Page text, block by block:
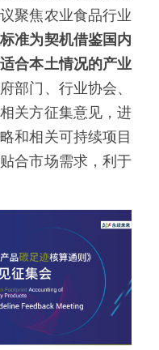
聚焦农业食品行业
准为契机借鉴国内
合本土情况的产业
部门、行业协会、
关方征集意见，进
和相关可持续项目
合市场需求，利于